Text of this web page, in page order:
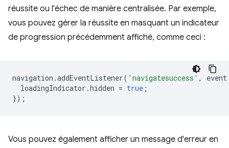
réussite ou l'échec de manière centralisée. Par exemple,
vous pouvez gérer la réussite en masquant un indicateur
de progression précédemment affiché, comme ceci :
navigation .addEventListener( 'navigatesuccess' ,
event
loadingIndicator .hidden = true ;
});
Vous pouvez également afficher un message d'erreur en